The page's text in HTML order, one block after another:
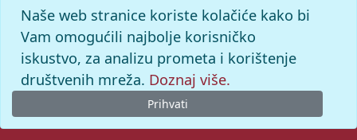
Naše web stranice koriste kolačiće kako bi
Vam omogućili najbolje korisničko
iskustvo, za analizu prometa i korištenje
društvenih mreža. Doznaj više.
Prihvati
© 2026. -Leksikografski zavodMiroslav Krleža